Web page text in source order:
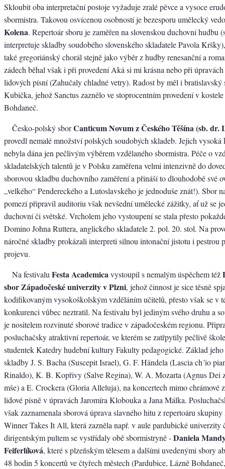
Skloubit oba interpretační postoje vyžaduje zralé pěvce a vysoce
sbormistra. Takovou osvícenou osobností je bezesporu umělecký
Kolena. Repertoár sboru je zaměřen na slovenskou duchovní hudbu
interpretuje skladby soudobého slovenského skladatele Pavola
také gregoriánský chorál stejně jako výběr z hudby renesanční a
zádech běhal však i při provedení Aká si mi krásna nebo při
lidových písní (Zahučaly chladné vetry). Radost by měl i bratislavský
Kubička, jehož Sanctus zaznělo ve stoprocentním provedení v
Bohdaneč.
Česko-polský sborCanticum Novum z Českého Těšína (sb. dr.
provedl nemalé množství polských soudobých skladeb. Jejich
nebyla dána jen pečlivým výběrem vzdělaného sbormistra. Péče o
skladatelských talentů je v Polsku zaměřena velmi intenzivně do
sborovou skladbu duchovního zaměření a přináší to dlouhodobě své
„velkého“ Pendereckého a Lutoslavského je jednoduše znát!). Sbor
pomezí připravil auditoriu však nevšední umělecké zážitky, ať už se
duchovní či světské. Vrcholem jeho vystoupení se stala přesto
Domino Johna Ruttera, anglického skladatele 2. pol. 20. stol. Na
náročné skladby prokázali interpreti silnou intonační jistotu i pestrou
projevu.
Na festivalu Festa Academica vystoupil s nemalým úspěchem též
sbor Západočeské univerzity v Plzni, jehož činnost je sice těsně
kodifikovaným vysokoškolským vzděláním učitelů, přesto však se v
konkurenci vůbec neztratil. Na festivalu byl jediným svého druhu a
je nositelem rozvinuté sborové tradice v západočeském regionu.
posluchačsky atraktivní repertoár, ve kterém se zatřpytily pečlivě
studentek Katedry hudební kultury Fakulty pedagogické. Základ
skladby J. S. Bacha (Suscepit Israel), G. F. Händela (Lascia ch´io
Rinaldo), K. B. Kopřivy (Salve Regina), W. A. Mozarta (Agnus Dei
mše) a E. Crockera (Gloria Alleluja), na koncertech mimo chrámové
lidové písně v úpravách Jaromíra Klobouka a Jana Málka.
však zaznamenala sborová úprava slavného hitu z repertoáru
Winner Takes It All, která zazněla např. v aule pardubické
dirigentským pultem se vystřídaly obě sbormistryně -Daniela
Feiferlíková, které s plzeňským tělesem a dalšími uvedenými sbory
48 hodin 5 koncertů ve čtyřech městech (Pardubice, Lázně